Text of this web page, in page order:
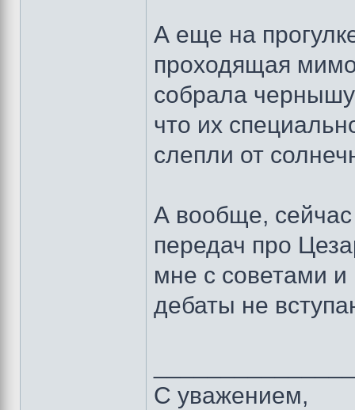
А еще на
проходящая мимо
собрала
что их
слепли от
А вообще,
передач про
мне с советами
дебаты не
С уважением,